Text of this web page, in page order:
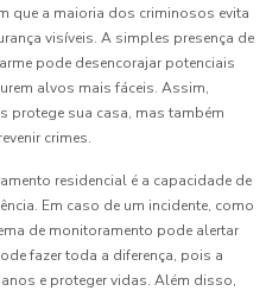
que a maioria dos criminosos evita
visíveis. A simples presença de
pode desencorajar potenciais
alvos mais fáceis. Assim,
protege sua casa, mas também
crimes.
residencial é a capacidade de
Em caso de um incidente, como
de monitoramento pode alertar
fazer toda a diferença, pois a
e proteger vidas. Além disso,